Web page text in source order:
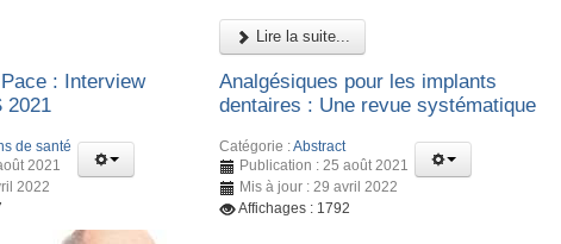
Lire la suite...
: Interview
2021
de santé
2021
2022
Analgésiques pour les implants
dentaires : Une revue systématique
Catégorie :Abstract
Publication : 25 août 2021
Mis à jour : 29 avril 2022
Affichages : 1792